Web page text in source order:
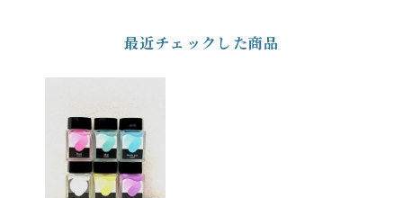
最近チェックした商品